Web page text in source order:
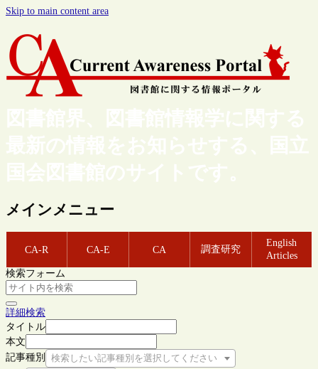
Skip to main content area
図書館界、図書館情報学に関する
最新の情報をお知らせする、国立
国会図書館のサイトです。
メインメニュー
CA-R CA-E CA 調査研究
English
Articles
検索フォーム
詳細検索
タイトル
本文
記事種別
検索したい記事種別を選択してください